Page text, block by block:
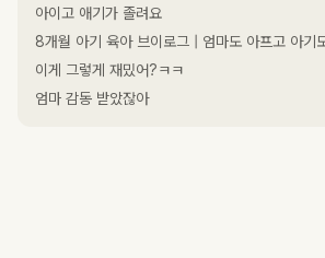
아이고 애기가 졸려요
이게 그렇게 재밌어?ㅋㅋ
엄마 감동 받았잖아